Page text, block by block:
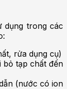
dụng trong các
rửa dụng cụ)
bỏ tạp chất đến
(nước có ion